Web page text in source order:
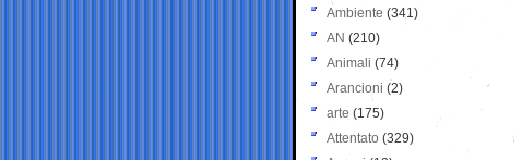
Ambiente (341)
AN (210)
Animali (74)
Arancioni (2)
arte (175)
Attentato (329)